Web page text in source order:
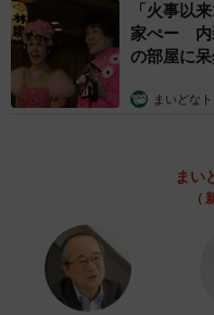
「火事以
家ぺー 内
の部屋に
まいどな
まい
（